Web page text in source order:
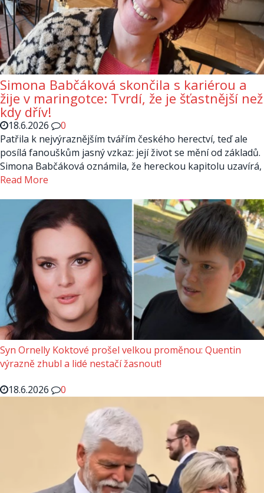
Simona Babčáková skončila s kariérou a
žije v maringotce: Tvrdí, že je šťastnější než
kdy dřív!
18.6.2026
0
Patřila k nejvýraznějším tvářím českého herectví, teď ale
posílá fanouškům jasný vzkaz: její život se mění od základů.
Simona Babčáková oznámila, že hereckou kapitolu uzavírá,
Read More
Syn Ornelly Koktové prošel velkou proměnou: Quentin
výrazně zhubl a lidé nestačí žasnout!
18.6.2026
0